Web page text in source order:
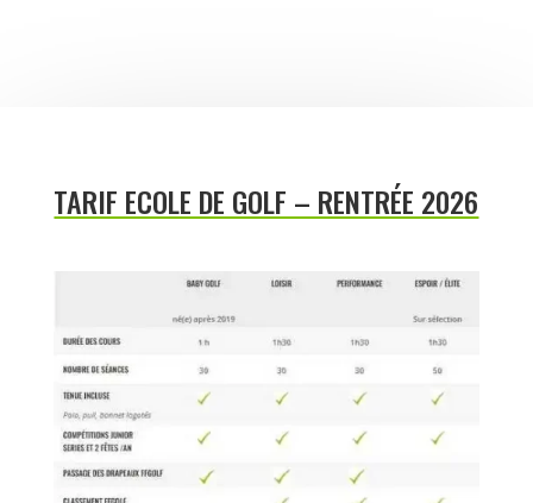
TARIF ECOLE DE GOLF – RENTRÉE 2026